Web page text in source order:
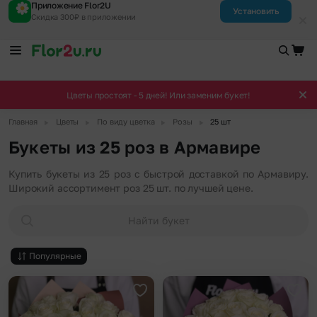
Приложение Flor2U
Скидка 300₽ в приложении
Установить
Цветы простоят - 5 дней! Или заменим букет!
Главная Цветы По виду цветка Розы 25 шт
Букеты из 25 роз в Армавире
Купить букеты из 25 роз с быстрой доставкой по Армавиру.
Широкий ассортимент роз 25 шт. по лучшей цене.
Найти букет
Популярные
Добавить в избранное